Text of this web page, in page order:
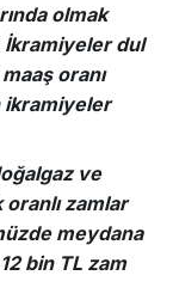
olmak
dul
oranı
ikramiyeler
ve
oranlı zamlar
meydana
bin TL zam